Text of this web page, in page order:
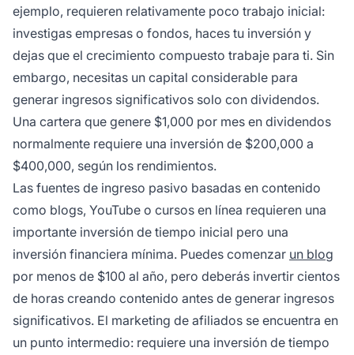
ejemplo, requieren relativamente poco trabajo inicial:
investigas empresas o fondos, haces tu inversión y
dejas que el crecimiento compuesto trabaje para ti. Sin
embargo, necesitas un capital considerable para
generar ingresos significativos solo con dividendos.
Una cartera que genere $1,000 por mes en dividendos
normalmente requiere una inversión de $200,000 a
$400,000, según los rendimientos.
Las fuentes de ingreso pasivo basadas en contenido
como blogs, YouTube o cursos en línea requieren una
importante inversión de tiempo inicial pero una
inversión financiera mínima. Puedes comenzar un blog
por menos de $100 al año, pero deberás invertir cientos
de horas creando contenido antes de generar ingresos
significativos. El marketing de afiliados se encuentra en
un punto intermedio: requiere una inversión de tiempo